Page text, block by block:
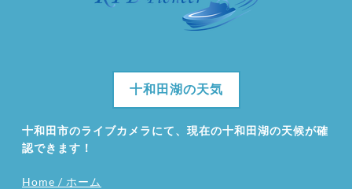
十和田湖の天気
十和田市のライブカメラにて、現在の十和田湖の天候が確
認できます！
Home / ホーム